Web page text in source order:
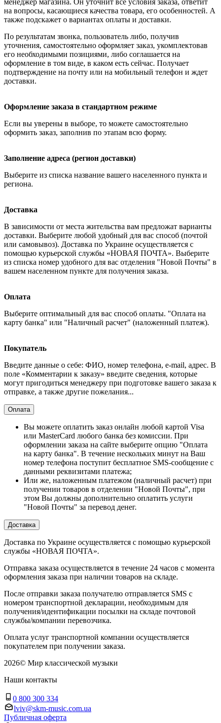
менеджер магазина. Он уточнит все условия заказа, ответит
на вопросы, касающиеся качества товара, его особенностей. А
также подскажет о вариантах оплаты и доставки.
По результатам звонка, пользователь либо, получив
уточнения, самостоятельно оформляет заказ, укомплектовав
его необходимыми позициями, либо соглашается на
оформление в том виде, в каком есть сейчас. Получает
подтверждение на почту или на мобильный телефон и ждет
доставки.
Оформление заказа в стандартном режиме
Если вы уверены в выборе, то можете самостоятельно
оформить заказ, заполнив по этапам всю форму.
Заполнение адреса (регион доставки)
Выберите из списка название вашего населенного пункта и
региона.
Доставка
В зависимости от места жительства вам предложат варианты
доставки. Выберите любой удобный для вас способ (почтой
или самовывоз). Доставка по Украине осуществляется с
помощью курьерской службы «НОВАЯ ПОЧТА». Выберите
из списка номер удобного для вас отделения "Новой Почты" в
вашем населенном пункте для получения заказа.
Оплата
Выберите оптимальный для вас способ оплаты. "Оплата на
карту банка" или "Наличный расчет" (наложенный платеж).
Покупатель
Введите данные о себе: ФИО, номер телефона, e-mail, адрес. В
поле «Комментарии к заказу» введите сведения, которые
могут пригодиться менеджеру при подготовке вашего заказа к
отправке, а также другие пожелания...
Оплата
Вы можете оплатить заказ онлайн любой картой Visa
или MasterCard любого банка без комиссии. При
оформлении заказа на сайте выберите опцию "Оплата
на карту банка". В течение нескольких минут на Ваш
номер телефона поступит бесплатное SMS-сообщение с
данными реквизитами платежа;
Или же, наложенным платежом (наличный расчет) при
получении товаров в отделении "Новой Почты", при
этом Вы должны дополнительно оплатить услуги
"Новой Почты" за перевод денег.
Доставка
Доставка по Украине осуществляется с помощью курьерской
службы «НОВАЯ ПОЧТА».
Отправка заказа осуществляется в течение 24 часов с момента
оформления заказа при наличии товаров на складе.
После отправки заказа получателю отправляется SMS с
номером транспортной декларации, необходимым для
получения/идентификации посылки на складе почтовой
службы/компании перевозчика.
Оплата услуг транспортной компании осуществляется
покупателем при получении заказа.
2026© Мир классической музыки
Наши контакты
0 800 300 334
lviv@skm-music.com.ua
Публичная оферта